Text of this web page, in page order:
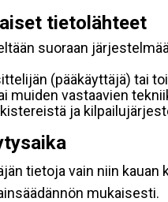
tietolähteet
suoraan
(pääkäyttäjä) tai
muiden vastaavien
ja
tietoja vain niin
mukaisesti.